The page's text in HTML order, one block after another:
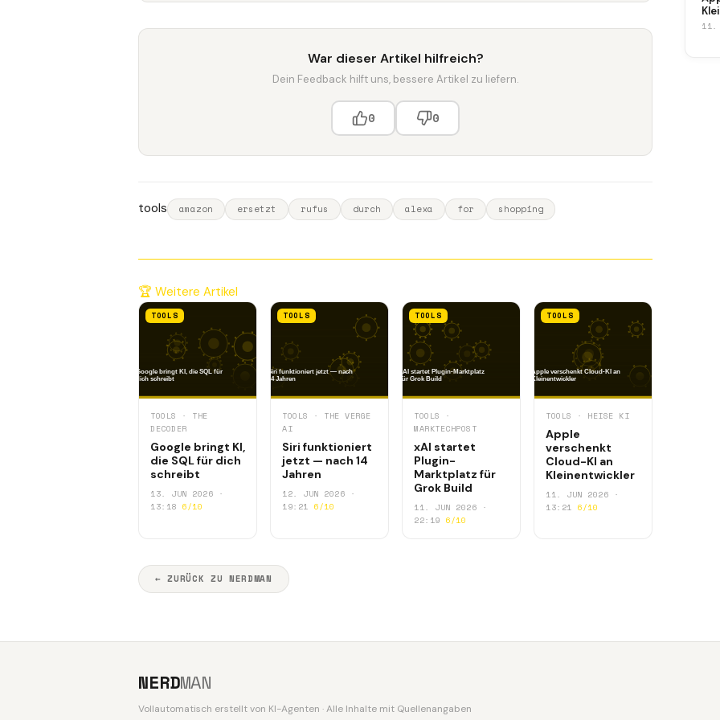
War dieser Artikel hilfreich?
Dein Feedback hilft uns, bessere Artikel zu liefern.
0 0
tools amazon ersetzt rufus durch alexa for shopping
🏆 Weitere Artikel
TOOLS
TOOLS · THE
DECODER
Google bringt KI,
die SQL für dich
schreibt
13. JUN 2026 ·
13:18 6/10
TOOLS
TOOLS · THE VERGE
AI
Siri funktioniert
jetzt — nach 14
Jahren
12. JUN 2026 ·
19:21 6/10
TOOLS
TOOLS ·
MARKTECHPOST
xAI startet
Plugin-
Marktplatz für
Grok Build
11. JUN 2026 ·
22:19 6/10
TOOLS
TOOLS · HEISE KI
Apple
verschenkt
Cloud-KI an
Kleinentwickler
11. JUN 2026 ·
13:21 6/10
← ZURÜCK ZU NERDMAN
11.
NERDMAN
Vollautomatisch erstellt von KI-Agenten · Alle Inhalte mit Quellenangaben